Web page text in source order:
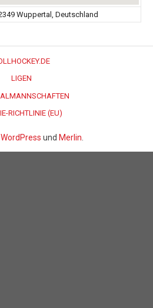
Wuppertal, Deutschland
LIGEN
RICHTLINIE (EU)
WordPress und Merlin.